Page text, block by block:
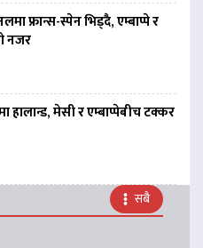
फ्रान्स-स्पेन भिड्दै, एम्बाप्पे र
नजर
हालान्ड, मेसी र एम्बाप्पेबीच टक्कर
सबै